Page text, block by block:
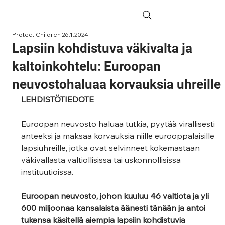
Lapsiin kohdistuva väkivalta ja
kaltoinkohtelu: Euroopan
neuvostohaluaa korvauksia uhreille
Protect Children26.1.2024
LEHDISTÖTIEDOTE
Euroopan neuvosto haluaa tutkia, pyytää virallisesti
anteeksi ja maksaa korvauksia niille eurooppalaisille
lapsiuhreille, jotka ovat selvinneet kokemastaan
väkivallasta valtiollisissa tai uskonnollisissa
instituutioissa.
Euroopan neuvosto, johon kuuluu 46 valtiota ja yli
600 miljoonaa kansalaista äänesti tänään ja antoi
tukensa käsitellä aiempia lapsiin kohdistuvia